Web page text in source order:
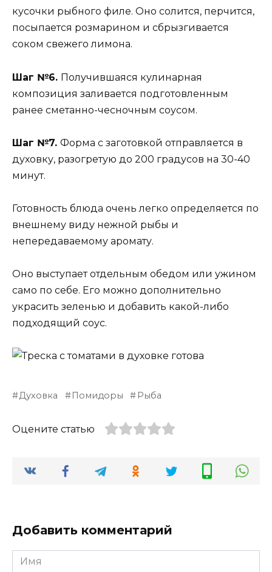
кусочки рыбного филе. Оно солится, перчится,
посыпается розмарином и сбрызгивается
соком свежего лимона.
Шаг №6. Получившаяся кулинарная
композиция заливается подготовленным
ранее сметанно-чесночным соусом.
Шаг №7. Форма с заготовкой отправляется в
духовку, разогретую до 200 градусов на 30-40
минут.
Готовность блюда очень легко определяется по
внешнему виду нежной рыбы и
непередаваемому аромату.
Оно выступает отдельным обедом или ужином
само по себе. Его можно дополнительно
украсить зеленью и добавить какой-либо
подходящий соус.
Духовка Помидоры Рыба
Оцените статью
Добавить комментарий
Имя